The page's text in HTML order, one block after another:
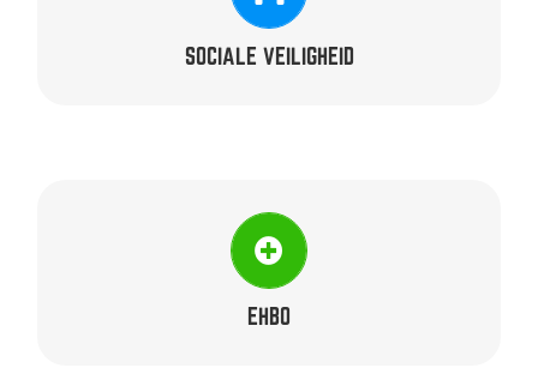
SOCIALE VEILIGHEID
Carlien, Frank, Marcel & Ron
EHBO
TRAINERS
Germa & John